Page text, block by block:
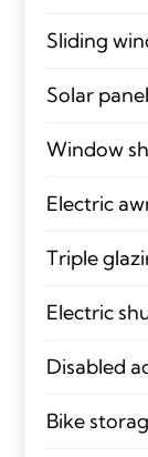
Sliding
Solar
Window
Electric
Triple
Electric
Disabled
Bike